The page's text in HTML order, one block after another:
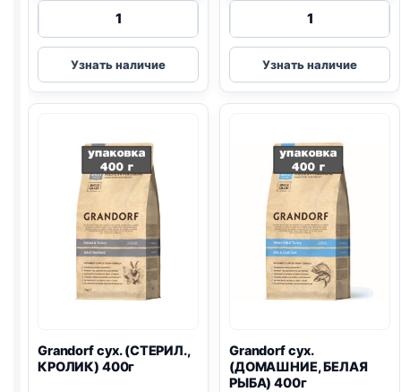
Количество
Grandorf
сух.
(СТЕРИЛ.,
2кг
Узнать наличие
Количество
Grandorf
сух.
(КОТЯТА,
Узнать наличие
Grandorf сух. (СТЕРИЛ.,
КРОЛИК) 400г
Grandorf сух.
(ДОМАШНИЕ, БЕЛАЯ
РЫБА) 400г